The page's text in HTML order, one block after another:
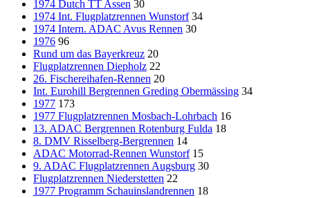
1974 Dutch TT Assen 30
1974 Int. Flugplatzrennen Wunstorf 34
1974 Intern. ADAC Avus Rennen 30
1976 96
Rund um das Bayerkreuz 20
Flugplatzrennen Diepholz 22
26. Fischereihafen-Rennen 20
Int. Eurohill Bergrennen Greding Obermässing 34
1977 173
1977 Flugplatzrennen Mosbach-Lohrbach 16
13. ADAC Bergrennen Rotenburg Fulda 18
8. DMV Risselberg-Bergrennen 14
ADAC Motorrad-Rennen Wunstorf 15
9. ADAC Flugplatzrennen Augsburg 30
Flugplatzrennen Niederstetten 22
1977 Programm Schauinslandrennen 18